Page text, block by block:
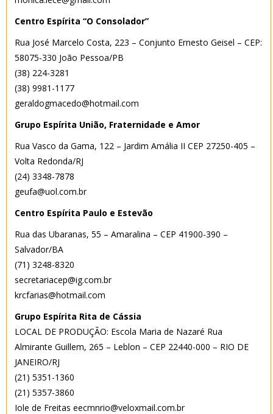
Centro Espírita “O Consolador”
Rua José Marcelo Costa, 223 – Conjunto Ernesto Geisel – CEP:
58075-330 João Pessoa/PB
(38) 224-3281
(38) 9981-1177
geraldogmacedo@hotmail.com
Grupo Espírita União, Fraternidade e Amor
Rua Vasco da Gama, 122 – Jardim Amália II CEP 27250-405 –
Volta Redonda/RJ
(24) 3348-7878
geufa@uol.com.br
Centro Espírita Paulo e Estevão
Rua das Ubaranas, 55 – Amaralina – CEP 41900-390 –
Salvador/BA
(71) 3248-8320
secretariacep@ig.com.br
krcfarias@hotmail.com
Grupo Espírita Rita de Cássia
LOCAL DE PRODUÇÃO: Escola Maria de Nazaré Rua
Almirante Guillem, 265 – Leblon – CEP 22440-000 – RIO DE
JANEIRO/RJ
(21) 5351-1360
(21) 5357-3860
Iole de Freitas eecmnrio@veloxmail.com.br